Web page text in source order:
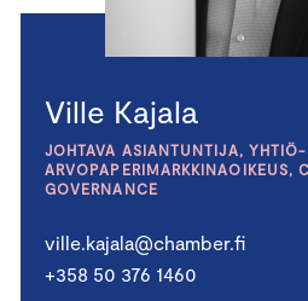
Ville Kajala
JOHTAVA ASIANTUNTIJA, YHTIÖ-
ARVOPAPERIMARKKINAOIKEUS,
GOVERNANCE
ville.kajala@chamber.fi
+358 50 376 1460